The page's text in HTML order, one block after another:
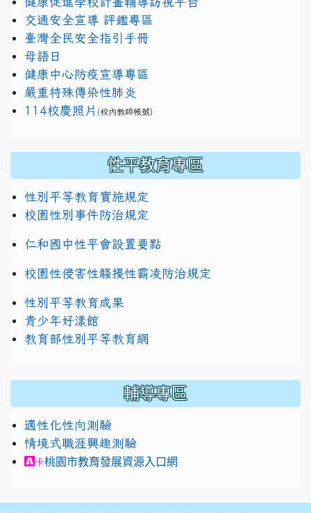
交通安全宣導 評鑑專區
臺灣全民安全指引手冊
母語日
健康中心防疫宣導專區
嚴重特殊傳染性肺炎
114校慶照片 (校內教師帳號)
性平教育專區
性別平等教育實施規定
校園性別事件防治規定
仁和國中性平會設置要點
校園性侵害性騷擾性霸凌防治規定
性別平等教育成果
青少年好漾館
教育部性別平等教育網
輔導專區
適性化性向測驗
情境式職涯興趣測驗
link to https://exam.career.ntnu.edu.tw/cit/
卡桃園市教育發展資源入口網